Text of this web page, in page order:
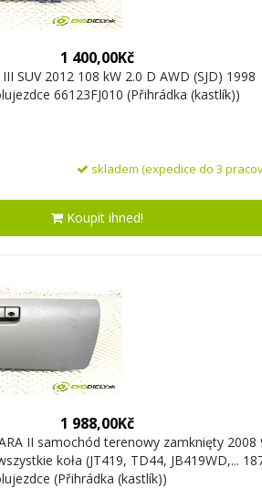
1 400,00Kč
III SUV 2012 108 kW 2.0 D AWD (SJD) 1998
66123FJ010 (Přihrádka (kastlík))
skladem (expedice do 3
Koupit ihned!
1 988,00Kč
II samochód terenowy zamknięty 2008
koła (JT419, TD44, JB419WD,...
(Přihrádka (kastlík))